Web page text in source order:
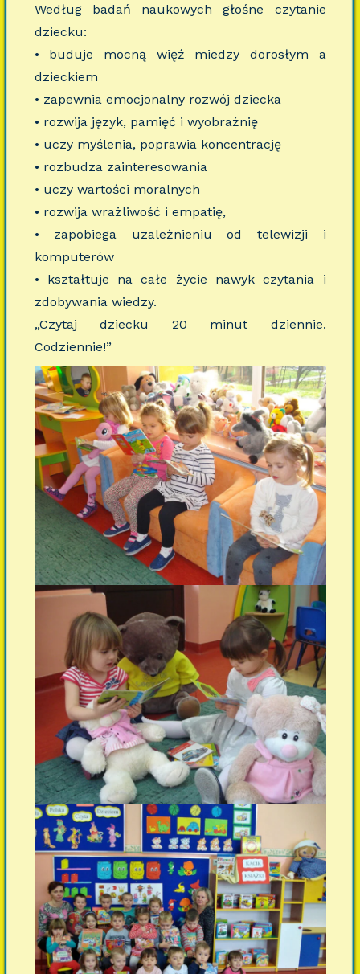
Według badań naukowych głośne czytanie
dziecku:
• buduje mocną więź miedzy dorosłym a
dzieckiem
• zapewnia emocjonalny rozwój dziecka
• rozwija język, pamięć i wyobraźnię
• uczy myślenia, poprawia koncentrację
• rozbudza zainteresowania
• uczy wartości moralnych
• rozwija wrażliwość i empatię,
• zapobiega uzależnieniu od telewizji i
komputerów
• kształtuje na całe życie nawyk czytania i
zdobywania wiedzy.
„Czytaj dziecku 20 minut dziennie.
Codziennie!”